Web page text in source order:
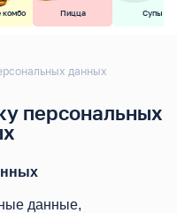
Пицца Супы
данных
персональных
данные,